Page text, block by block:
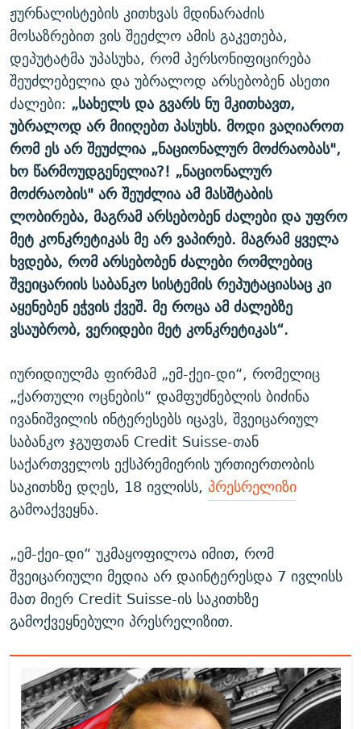
ჟურნალისტების კითხვას მდინარაძის
მოსაზრებით ვის შეეძლო ამის გაკეთება,
დეპუტატმა უპასუხა, რომ პერსონიფიცირება
შეუძლებელია და უბრალოდ არსებობენ ასეთი
ძალები: „სახელს და გვარს ნუ მკითხავთ,
უბრალოდ არ მიიღებთ პასუხს. მოდი ვაღიაროთ
რომ ეს არ შეუძლია „ნაციონალურ მოძრაობას",
ხო წარმოუდგენელია?! „ნაციონალურ
მოძრაობის" არ შეუძლია ამ მასშტაბის
ლობირება, მაგრამ არსებობენ ძალები და უფრო
მეტ კონკრეტიკას მე არ ვაპირებ. მაგრამ ყველა
ხვდება, რომ არსებობენ ძალები რომლებიც
შვეიცარიის საბანკო სისტემის რეპუტაციასაც კი
აყენებენ ეჭვის ქვეშ. მე როცა ამ ძალებზე
ვსაუბრობ, ვერიდები მეტ კონკრეტიკას“.
იურიდიულმა ფირმამ „ემ-ქეი-დი“, რომელიც
„ქართული ოცნების“ დამფუძნებლის ბიძინა
ივანიშვილის ინტერესებს იცავს, შვეიცარიულ
საბანკო ჯგუფთან Credit Suisse-თან
საქართველოს ექსპრემიერის ურთიერთობის
საკითხზე დღეს, 18 ივლისს, პრესრელიზი
გამოაქვეყნა.
„ემ-ქეი-დი“ უკმაყოფილოა იმით, რომ
შვეიცარიული მედია არ დაინტერესდა 7 ივლისს
მათ მიერ Credit Suisse-ის საკითხზე
გამოქვეყნებული პრესრელიზით.